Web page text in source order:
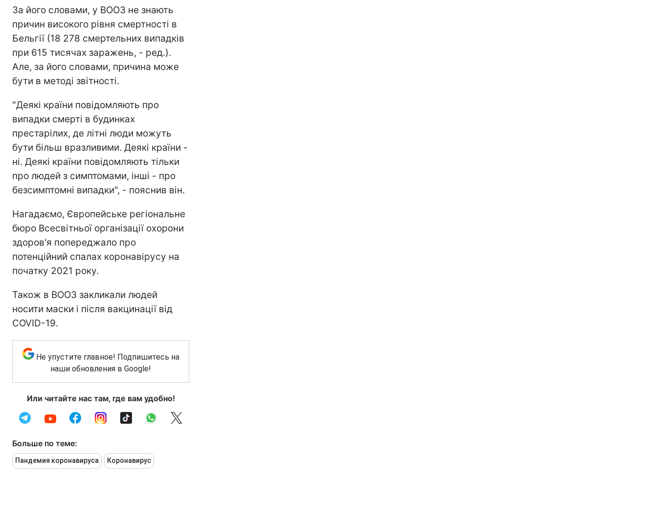
За його словами, у ВООЗ не знають
причин високого рівня смертності в
Бельгії (18 278 смертельних випадків
при 615 тисячах заражень, - ред.).
Але, за його словами, причина може
бути в методі звітності.
"Деякі країни повідомляють про
випадки смерті в будинках
престарілих, де літні люди можуть
бути більш вразливими. Деякі країни -
ні. Деякі країни повідомляють тільки
про людей з симптомами, інші - про
безсимптомні випадки", - пояснив він.
Нагадаємо, Європейське регіональне
бюро Всесвітньої організації охорони
здоров'я попереджало про
потенційний спалах коронавірусу на
початку 2021 року.
Також в ВООЗ закликали людей
носити маски і після вакцинації від
COVID-19.
Не упустите главное! Подпишитесь на
наши обновления в Google!
Или читайте нас там, где вам удобно!
Больше по теме:
Пандемия коронавируса Коронавирус